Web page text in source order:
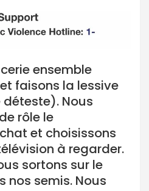
ensemble
faisons la lessive
Nous
rôle le
et choisissons
à regarder.
sortons sur le
nos semis. Nous